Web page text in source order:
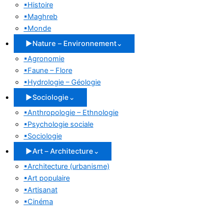
▪Histoire
▪Maghreb
▪Monde
▶Nature – Environnement⌄
▪Agronomie
▪Faune – Flore
▪Hydrologie – Géologie
▶Sociologie ⌄
▪Anthropologie – Ethnologie
▪Psychologie sociale
▪Sociologie
▶Art – Architecture ⌄
▪Architecture (urbanisme)
▪Art populaire
▪Artisanat
▪Cinéma